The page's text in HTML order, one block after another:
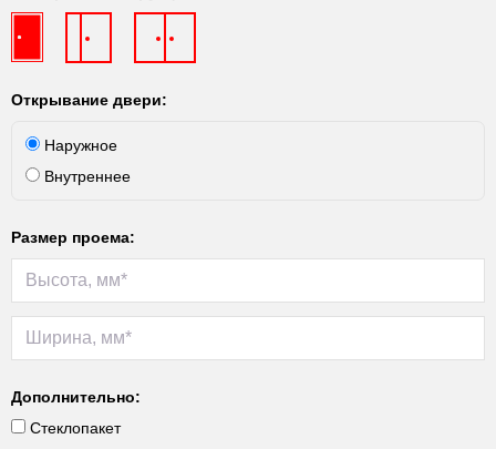
Открывание двери:
Наружное
Внутреннее
Размер проема:
Дополнительно:
Стеклопакет